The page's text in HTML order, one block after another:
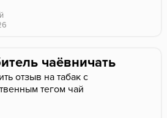
чаёвничать
отзыв на табак с
тегом чай